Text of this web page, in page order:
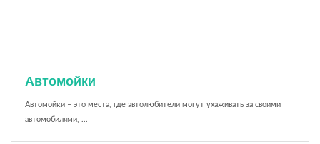
Автомойки
Автомойки – это места, где автолюбители могут ухаживать за своими
автомобилями, ...